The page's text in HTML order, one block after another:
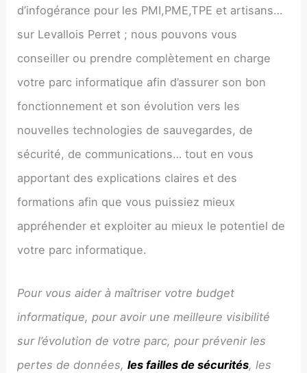
d’infogérance pour les PMI,PME,TPE et artisans…
sur Levallois Perret ; nous pouvons vous
conseiller ou prendre complètement en charge
votre parc informatique afin d’assurer son bon
fonctionnement et son évolution vers les
nouvelles technologies de sauvegardes, de
sécurité, de communications… tout en vous
apportant des explications claires et des
formations afin que vous puissiez mieux
appréhender et exploiter au mieux le potentiel de
votre parc informatique.
Pour vous aider à maîtriser votre budget
informatique, pour avoir une meilleure visibilité
sur l’évolution de votre parc, pour prévenir les
pertes de données,les failles de sécurités, les